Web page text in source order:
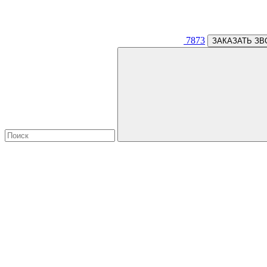
7873 ЗАКАЗАТЬ